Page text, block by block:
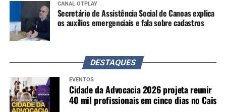
CANAL OTPLAY
Secretário de Assistência Social de Canoas explica
os auxílios emergenciais e fala sobre cadastros
DESTAQUES
EVENTOS
Cidade da Advocacia 2026 projeta reunir
40 mil profissionais em cinco dias no Cais